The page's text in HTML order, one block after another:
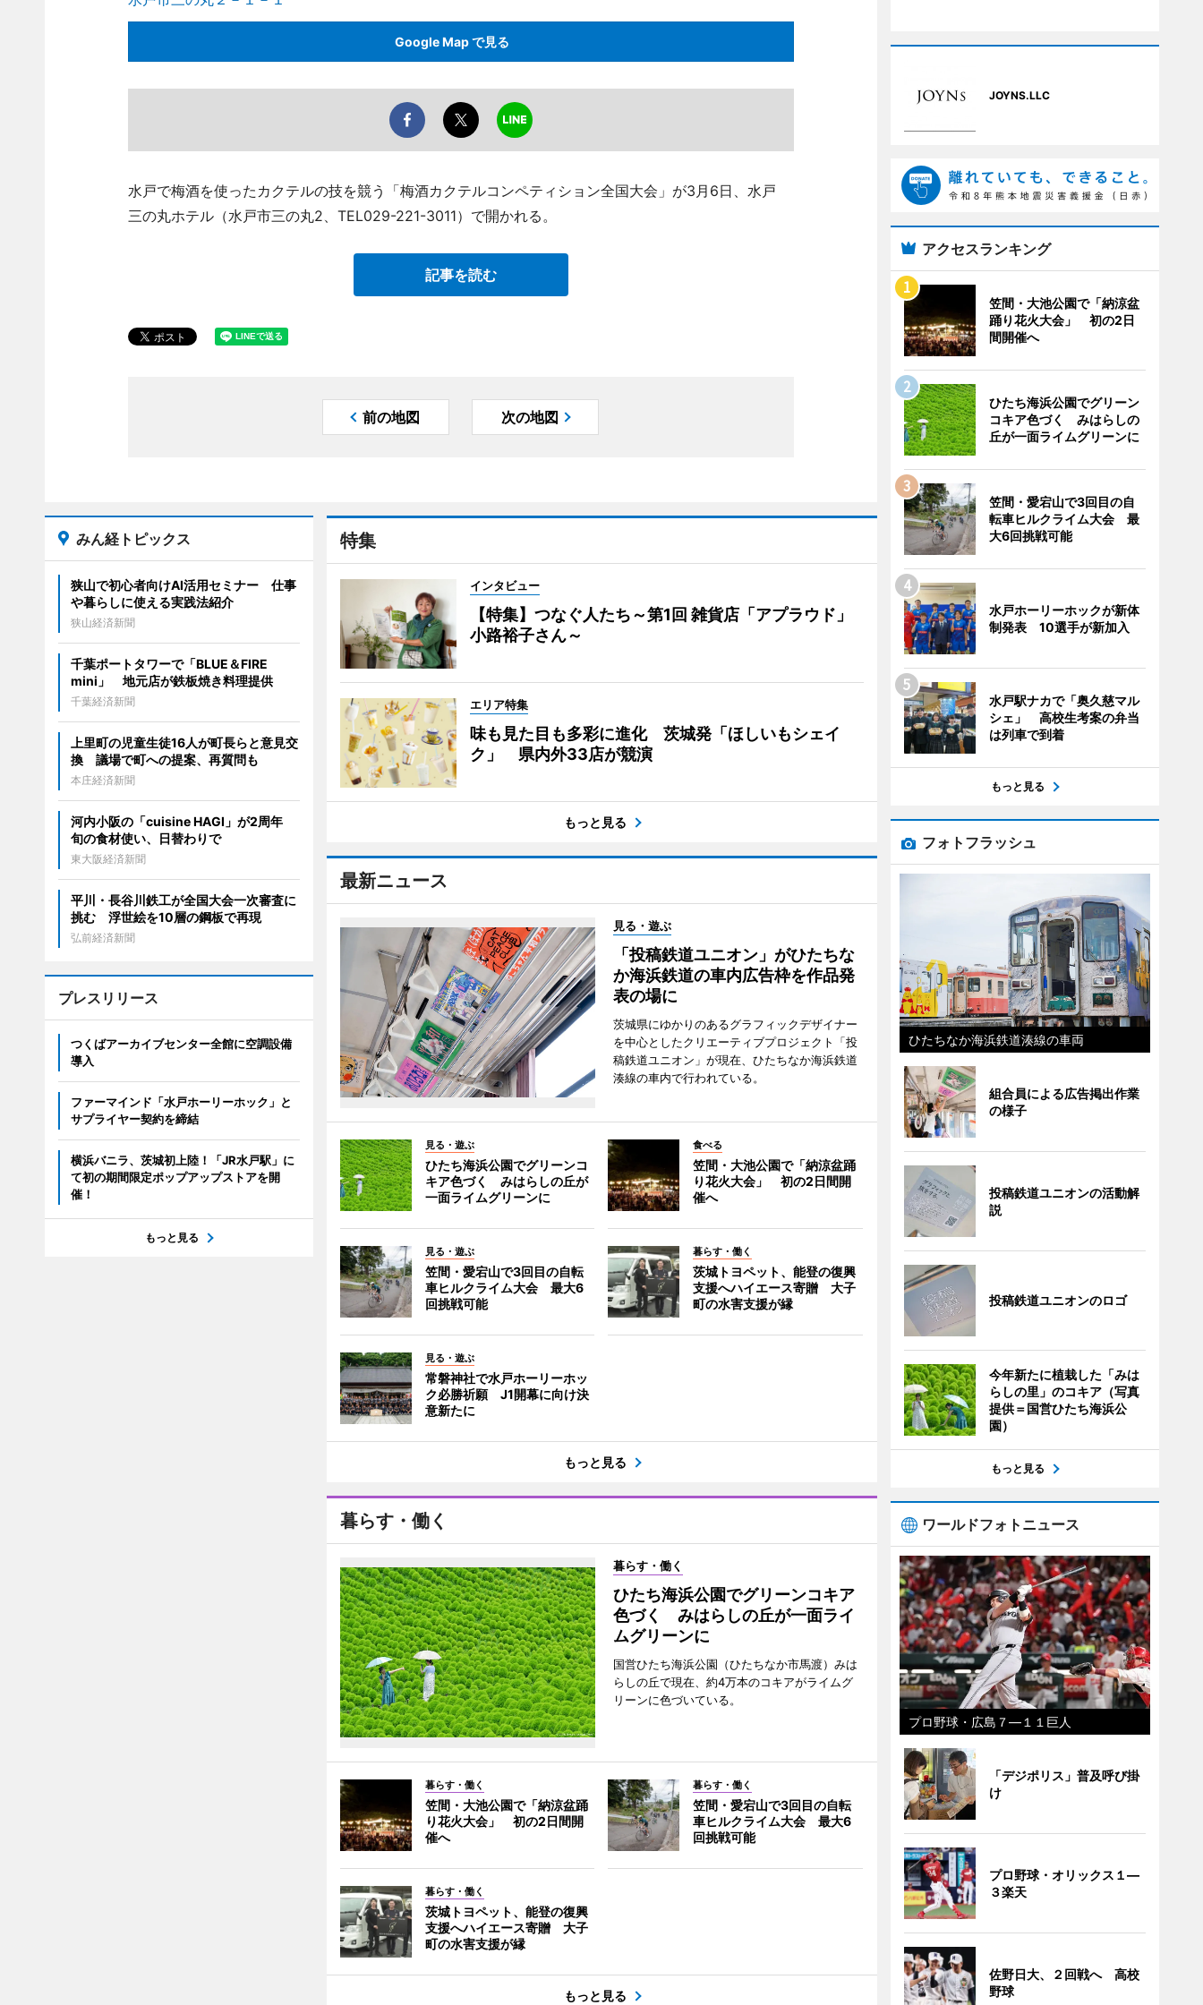
Google Map で見る
水戸で梅酒を使ったカクテルの技を競う「梅酒カクテルコンペティション全国大会」が3月6日、水戸
三の丸ホテル（水戸市三の丸2、TEL029-221-3011）で開かれる。
記事を読む
前の地図 次の地図
特集
インタビュー
【特集】つなぐ人たち～第1回 雑貨店「アプラウド」
小路裕子さん～
エリア特集
味も見た目も多彩に進化 茨城発「ほしいもシェイ
ク」 県内外33店が競演
もっと見る
最新ニュース
見る・遊ぶ
「投稿鉄道ユニオン」がひたちな
か海浜鉄道の車内広告枠を作品発
表の場に
茨城県にゆかりのあるグラフィックデザイナー
を中心としたクリエーティブプロジェクト「投
稿鉄道ユニオン」が現在、ひたちなか海浜鉄道
湊線の車内で行われている。
見る・遊ぶ
ひたち海浜公園でグリーンコ
キア色づく みはらしの丘が
一面ライムグリーンに
食べる
笠間・大池公園で「納涼盆踊
り花火大会」 初の2日間開
催へ
見る・遊ぶ
笠間・愛宕山で3回目の自転
車ヒルクライム大会 最大6
回挑戦可能
暮らす・働く
茨城トヨペット、能登の復興
支援へハイエース寄贈 大子
町の水害支援が縁
見る・遊ぶ
常磐神社で水戸ホーリーホッ
ク必勝祈願 J1開幕に向け決
意新たに
もっと見る
暮らす・働く
暮らす・働く
ひたち海浜公園でグリーンコキア
色づく みはらしの丘が一面ライ
ムグリーンに
国営ひたち海浜公園（ひたちなか市馬渡）みは
らしの丘で現在、約4万本のコキアがライムグ
リーンに色づいている。
暮らす・働く
笠間・大池公園で「納涼盆踊
り花火大会」 初の2日間開
催へ
暮らす・働く
笠間・愛宕山で3回目の自転
車ヒルクライム大会 最大6
回挑戦可能
暮らす・働く
茨城トヨペット、能登の復興
支援へハイエース寄贈 大子
町の水害支援が縁
もっと見る
みん経トピックス
狭山で初心者向けAI活用セミナー 仕事
や暮らしに使える実践法紹介
狭山経済新聞
千葉ポートタワーで「BLUE＆FIRE
mini」 地元店が鉄板焼き料理提供
千葉経済新聞
上里町の児童生徒16人が町長らと意見交
換 議場で町への提案、再質問も
本庄経済新聞
河内小阪の「cuisine HAGI」が2周年
旬の食材使い、日替わりで
東大阪経済新聞
平川・長谷川鉄工が全国大会一次審査に
挑む 浮世絵を10層の鋼板で再現
弘前経済新聞
プレスリリース
つくばアーカイブセンター全館に空調設備
導入
ファーマインド「水戸ホーリーホック」と
サプライヤー契約を締結
横浜バニラ、茨城初上陸！「JR水戸駅」に
て初の期間限定ポップアップストアを開
催！
もっと見る
JOYNS.LLC
アクセスランキング
笠間・大池公園で「納涼盆
踊り花火大会」 初の2日
間開催へ
ひたち海浜公園でグリーン
コキア色づく みはらしの
丘が一面ライムグリーンに
笠間・愛宕山で3回目の自
転車ヒルクライム大会 最
大6回挑戦可能
水戸ホーリーホックが新体
制発表 10選手が新加入
水戸駅ナカで「奥久慈マル
シェ」 高校生考案の弁当
は列車で到着
もっと見る
フォトフラッシュ
ひたちなか海浜鉄道湊線の車両
組合員による広告掲出作業
の様子
投稿鉄道ユニオンの活動解
説
投稿鉄道ユニオンのロゴ
今年新たに植栽した「みは
らしの里」のコキア（写真
提供＝国営ひたち海浜公
園）
もっと見る
ワールドフォトニュース
プロ野球・広島７―１１巨人
「デジポリス」普及呼び掛
け
プロ野球・オリックス１―
３楽天
佐野日大、２回戦へ 高校
野球